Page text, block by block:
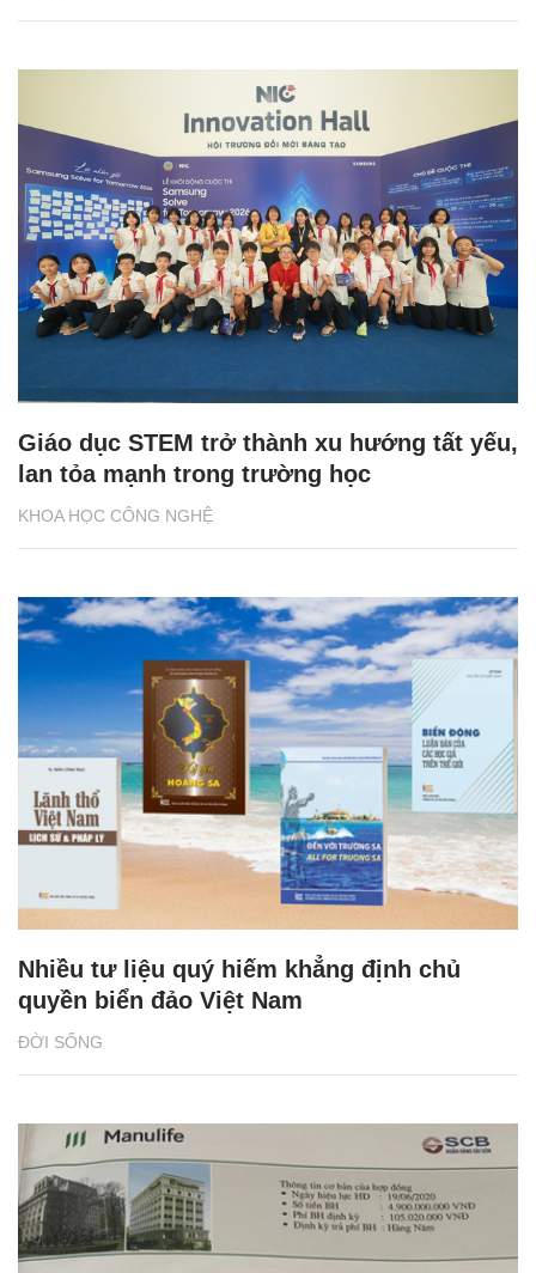
KHOA HỌC CÔNG NGHỆ
Giáo dục STEM trở thành xu hướng tất yếu,
lan tỏa mạnh trong trường học
ĐỜI SỐNG
Nhiều tư liệu quý hiếm khẳng định chủ
quyền biển đảo Việt Nam